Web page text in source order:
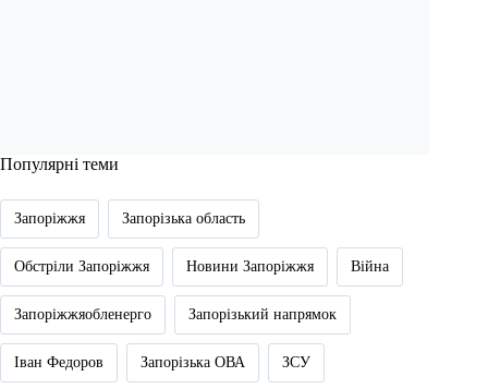
Популярні теми
Запоріжжя Запорізька область
Обстріли Запоріжжя Новини Запоріжжя Війна
Запоріжжяобленерго Запорізький напрямок
Іван Федоров Запорізька ОВА ЗСУ